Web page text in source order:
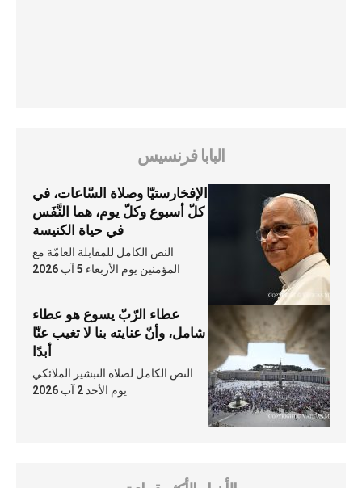
البابا فرنسيس
الإفخارستيّا وصلاة السّاعات، في
كلّ أسبوع وكلّ يوم، هما النَّفَس
في حياة الكنيسة
النص الكامل للمقابلة العامّة مع
المؤمنين يوم الأربعاء 5 آب 2026
عطاء الرّبّ يسوع هو عطاء
شامل، وأنّ عنايته بنا لا تغيب عنّا
أبدًا
النص الكامل لصلاة التبشير الملائكي
يوم الأحد 2 آب 2026